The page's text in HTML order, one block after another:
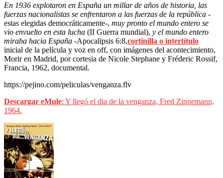
En 1936 explotaron en España un millar de años de historia, las
fuerzas nacionalistas se enfrentaron a las fuerzas de la república -
estas elegidas democráticamente-, muy pronto el mundo entero se
vio envuelto en esta lucha (II Guerra mundial), y el mundo entero
miraba hacia España -Apocalipsis 6:8,cortinilla o intertítulo
inicial de la película y voz en off, con imágenes del acontecimiento,
Morir en Madrid, por cortesia de Nicole Stephane y Fréderic Rossif,
Francia, 1962, documental.
https://pejino.com/peliculas/venganza.flv
Descargar eMule: Y llegó el dia de la venganza, Fred Zinnemann,
1964.